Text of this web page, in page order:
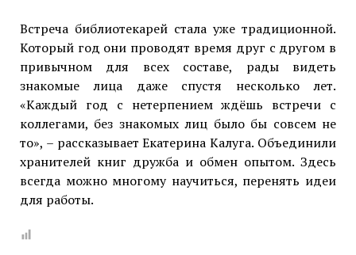
Встреча библиотекарей стала уже традиционной.
Который год они проводят время друг с другом в
привычном для всех составе, рады видеть
знакомые лица даже спустя несколько лет.
«Каждый год с нетерпением ждёшь встречи с
коллегами, без знакомых лиц было бы совсем не
то», – рассказывает Екатерина Калуга. Объединили
хранителей книг дружба и обмен опытом. Здесь
всегда можно многому научиться, перенять идеи
для работы.